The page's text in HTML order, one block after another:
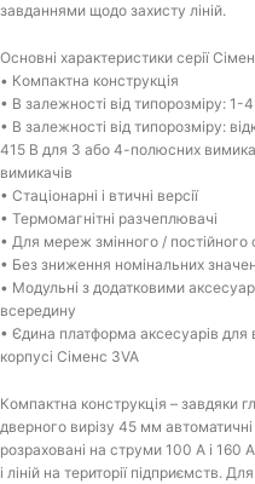
завданнями щодо захисту ліній.
Основні характеристики серії
• Компактна конструкція
• В залежності від типорозміру: 1-
• В залежності від типорозміру:
415 В для 3 або 4-полюсних
вимикачів
• Стаціонарні і втичні версії
• Термомагнітні разчеплювачі
• Для мереж змінного / постійного
• Без зниження номінальних
• Модульні з додатковими
всередину
• Єдина платформа аксесуарів для
корпусі Сіменс 3VA
Компактна конструкція – завдяки
дверного вирізу 45 мм
розраховані на струми 100 A і 160
і ліній на території підприємств.